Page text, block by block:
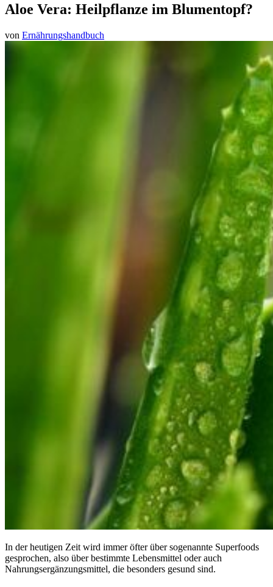
Aloe Vera: Heilpflanze im Blumentopf?
von Ernährungshandbuch
In der heutigen Zeit wird immer öfter über sogenannte Superfoods
gesprochen, also über bestimmte Lebensmittel oder auch
Nahrungsergänzungsmittel, die besonders gesund sind.